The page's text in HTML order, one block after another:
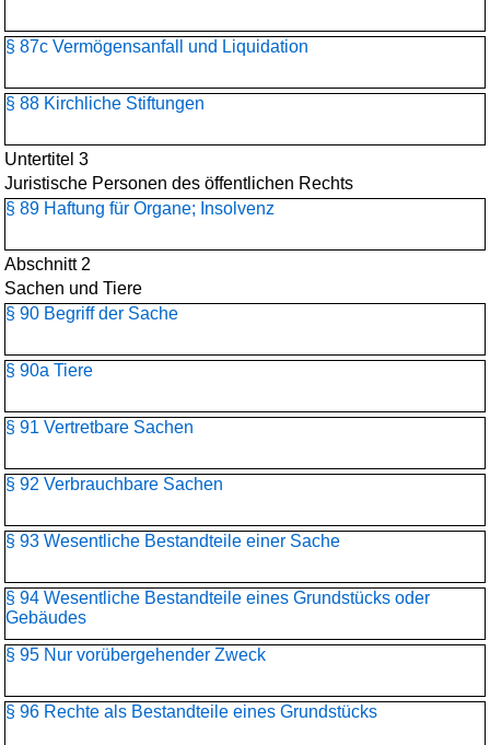
§ 87c Vermögensanfall und Liquidation
§ 88 Kirchliche Stiftungen
Untertitel 3
Juristische Personen des öffentlichen Rechts
§ 89 Haftung für Organe; Insolvenz
Abschnitt 2
Sachen und Tiere
§ 90 Begriff der Sache
§ 90a Tiere
§ 91 Vertretbare Sachen
§ 92 Verbrauchbare Sachen
§ 93 Wesentliche Bestandteile einer Sache
§ 94 Wesentliche Bestandteile eines Grundstücks oder
Gebäudes
§ 95 Nur vorübergehender Zweck
§ 96 Rechte als Bestandteile eines Grundstücks